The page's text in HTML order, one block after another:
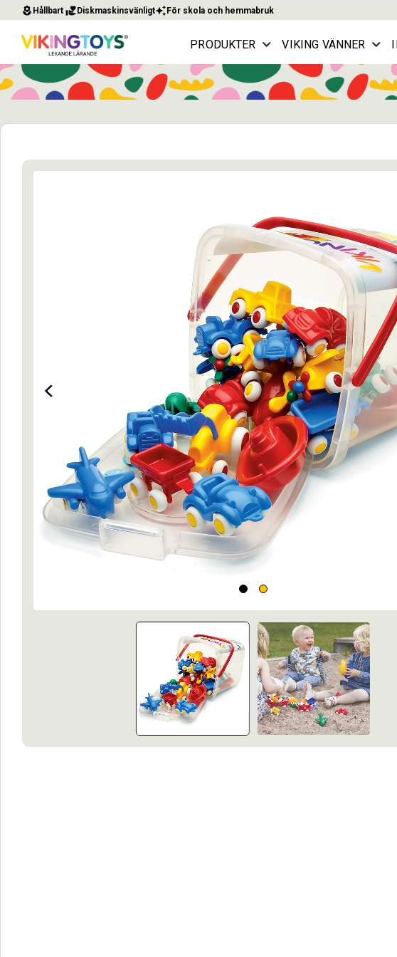
local_florist Hållbart volunteer_activism Diskmaskinsvänligtauto_awesome För skola och hemmabruk
PRODUKTER VIKING VÄNNER